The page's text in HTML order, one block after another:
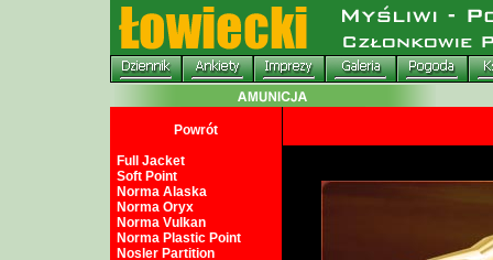
Powrót
Full Jacket
Soft Point
Norma Alaska
Norma Oryx
Norma Vulkan
Norma Plastic Point
Nosler Partition